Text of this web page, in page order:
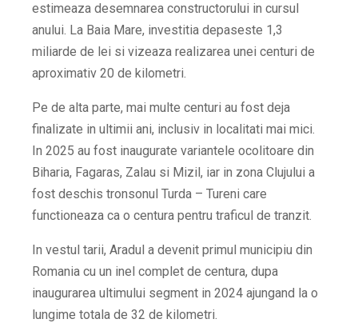
estimeaza desemnarea constructorului in cursul
anului. La Baia Mare, investitia depaseste 1,3
miliarde de lei si vizeaza realizarea unei centuri de
aproximativ 20 de kilometri.
Pe de alta parte, mai multe centuri au fost deja
finalizate in ultimii ani, inclusiv in localitati mai mici.
In 2025 au fost inaugurate variantele ocolitoare din
Biharia, Fagaras, Zalau si Mizil, iar in zona Clujului a
fost deschis tronsonul Turda – Tureni care
functioneaza ca o centura pentru traficul de tranzit.
In vestul tarii, Aradul a devenit primul municipiu din
Romania cu un inel complet de centura, dupa
inaugurarea ultimului segment in 2024 ajungand la o
lungime totala de 32 de kilometri.